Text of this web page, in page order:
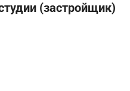
(застройщик)